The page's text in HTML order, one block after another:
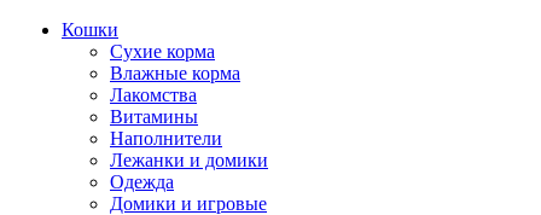
Кошки
Сухие корма
Влажные корма
Лакомства
Витамины
Наполнители
Лежанки и домики
Одежда
Домики и игровые